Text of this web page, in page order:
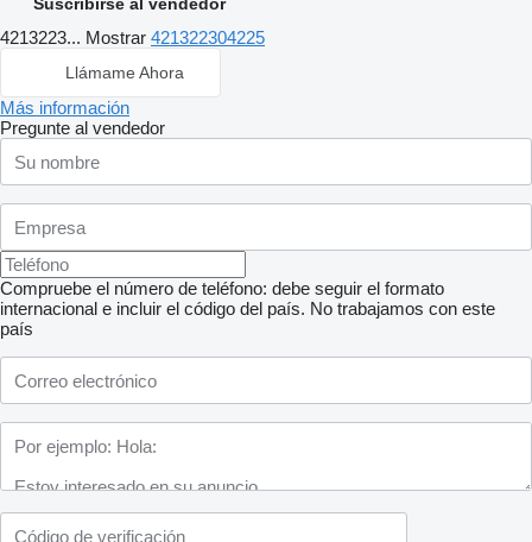
Suscribirse al vendedor
4213223... Mostrar 421322304225
Llámame Ahora
Más información
Pregunte al vendedor
Compruebe el número de teléfono: debe seguir el formato
internacional e incluir el código del país. No trabajamos con este
país